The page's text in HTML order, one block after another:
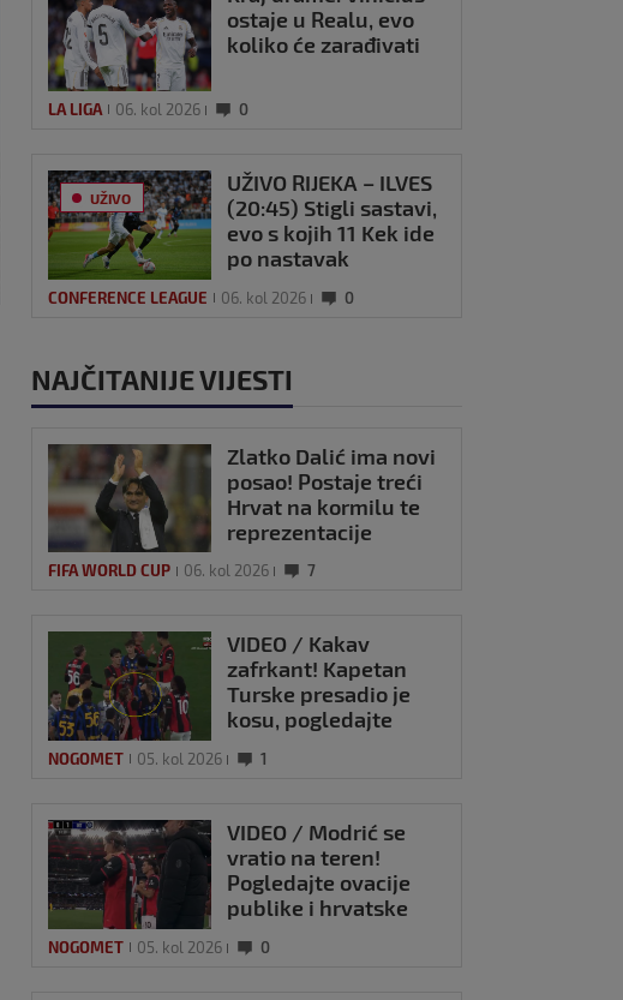
ostaje u Realu, evo
koliko će zarađivati
LA LIGA 06. kol 2026 0
UŽIVO
UŽIVO RIJEKA – ILVES
(20:45) Stigli sastavi,
evo s kojih 11 Kek ide
po nastavak
CONFERENCE LEAGUE 06. kol 2026 0
NAJČITANIJE VIJESTI
Zlatko Dalić ima novi
posao! Postaje treći
Hrvat na kormilu te
reprezentacije
FIFA WORLD CUP 06. kol 2026 7
VIDEO / Kakav
zafrkant! Kapetan
Turske presadio je
kosu, pogledajte
našalio s njim
NOGOMET 05. kol 2026 1
VIDEO / Modrić se
vratio na teren!
Pogledajte ovacije
publike i hrvatske
NOGOMET 05. kol 2026 0